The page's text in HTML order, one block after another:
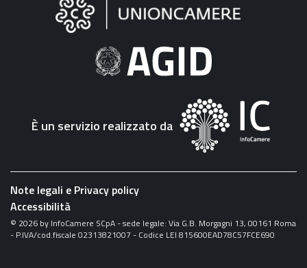
"Fattura
Elettronica"
È un servizio realizzato da
Note legali e Privacy policy
Accessibilità
© 2026 by InfoCamere SCpA - sede legale: Via G.B. Morgagni 13, 00161 Roma
- P.IVA/cod.fiscale 02313821007 - Codice LEI 815600EAD78C57FCE690